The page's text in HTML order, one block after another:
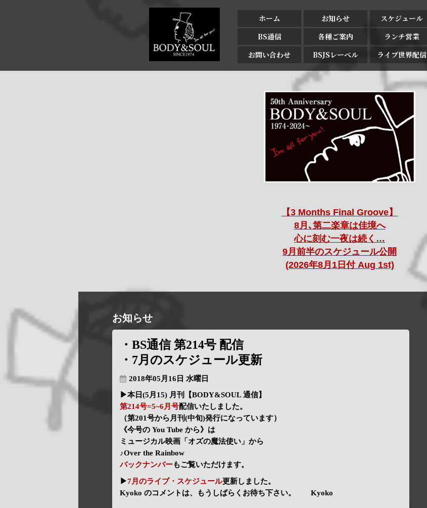
ホーム お知らせ スケジュール
BS通信
各種ご案内 ランチ営業
お問い合わせ
BSJSレーベル ライブ世界配信
【3 Months Final Groove】
8月､第二楽章は佳境へ
心に刻む一夜は続く…
9月前半のスケジュール公開
(2026年8月1日付 Aug 1st)
お知らせ
・BS通信 第214号 配信
・7月のスケジュール更新
2018年05月16日 水曜日
▶本日(5月15) 月刊【BODY&SOUL 通信】
第214号=5~6月号配信いたしました。
（第201号から月刊(中旬)発行になっています）
《今号の You Tube から》は
ミュージカル映画「オズの魔法使い」から
♪Over the Rainbow
バックナンバーもご覧いただけます。
▶7月のライブ・スケジュール更新しました。
Kyoko のコメントは、もうしばらくお待ち下さい。 Kyoko